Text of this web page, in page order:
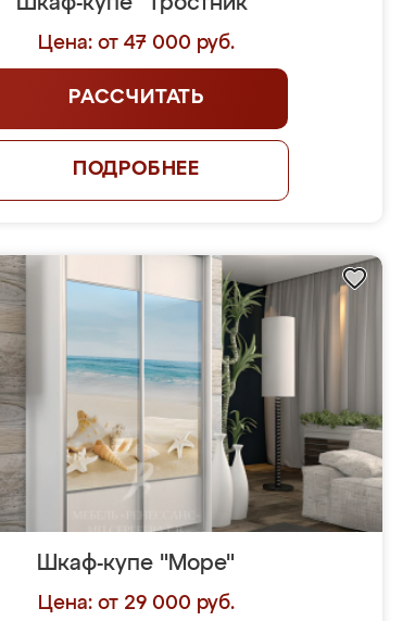
Цена: от 47 000 руб.
РАССЧИТАТЬ
ПОДРОБНЕЕ
Шкаф-купе "Море"
Цена: от 29 000 руб.